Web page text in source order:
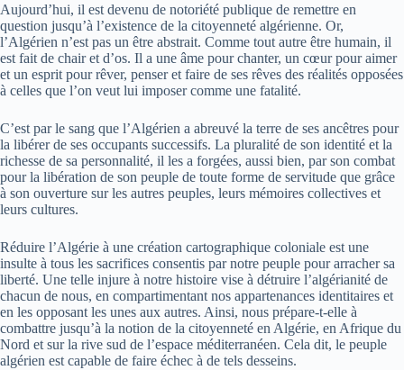
Aujourd’hui, il est devenu de notoriété publique de remettre en
question jusqu’à l’existence de la citoyenneté algérienne. Or,
l’Algérien n’est pas un être abstrait. Comme tout autre être humain, il
est fait de chair et d’os. Il a une âme pour chanter, un cœur pour aimer
et un esprit pour rêver, penser et faire de ses rêves des réalités opposées
à celles que l’on veut lui imposer comme une fatalité.
C’est par le sang que l’Algérien a abreuvé la terre de ses ancêtres pour
la libérer de ses occupants successifs. La pluralité de son identité et la
richesse de sa personnalité, il les a forgées, aussi bien, par son combat
pour la libération de son peuple de toute forme de servitude que grâce
à son ouverture sur les autres peuples, leurs mémoires collectives et
leurs cultures.
Réduire l’Algérie à une création cartographique coloniale est une
insulte à tous les sacrifices consentis par notre peuple pour arracher sa
liberté. Une telle injure à notre histoire vise à détruire l’algérianité de
chacun de nous, en compartimentant nos appartenances identitaires et
en les opposant les unes aux autres. Ainsi, nous prépare-t-elle à
combattre jusqu’à la notion de la citoyenneté en Algérie, en Afrique du
Nord et sur la rive sud de l’espace méditerranéen. Cela dit, le peuple
algérien est capable de faire échec à de tels desseins.